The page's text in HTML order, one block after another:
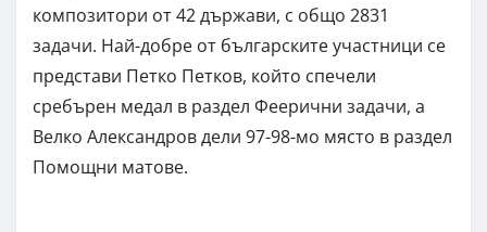
композитори от 42 държави, с общо 2831
задачи. Най-добре от българските участници се
представи Петко Петков, който спечели
сребърен медал в раздел Феерични задачи, а
Велко Александров дели 97-98-мо място в раздел
Помощни матове.